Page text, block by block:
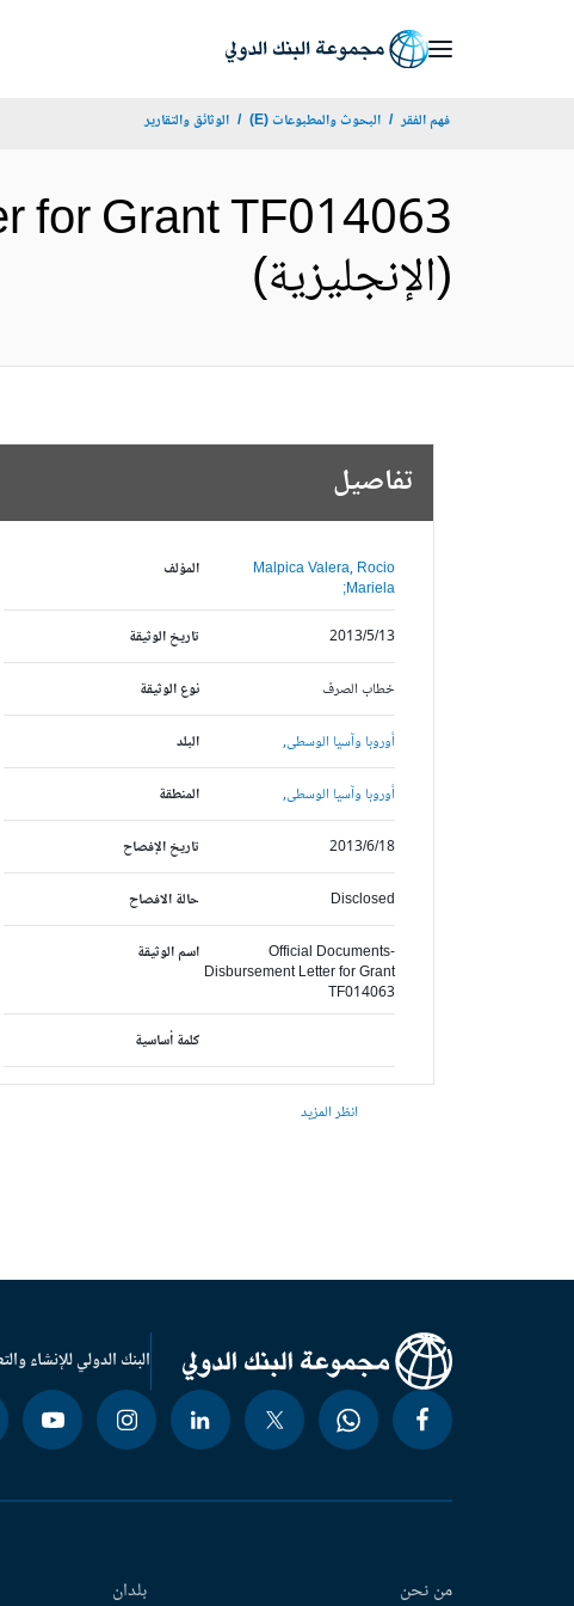
فهم الفقر البحوث والمطبوعات (E) الوثائق والتقارير
for Grant TF014063
(الإنجليزية)
تفاصيل
المؤلف
Malpica Valera, Rocio
Mariela;
تاريخ الوثيقة
2013/5/13
نوع الوثيقة خطاب الصرف
البلد أوروبا وآسيا الوسطى,
المنطقة أوروبا وآسيا الوسطى,
تاريخ الإفصاح 2013/6/18
حالة الافصاح Disclosed
اسم الوثيقة
Official Documents-
Disbursement Letter for Grant
TF014063
كلمة أساسية
انظر المزيد
البنك الدولي للإنشاء
من نحن بلدان